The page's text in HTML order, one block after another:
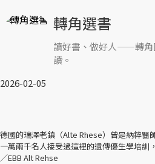
轉角選書
讀好書、做好人——轉角
讀。
2026-02-05
德國的瑞澤老鎮（Alte Rhese）曾是納粹醫
一萬兩千名人接受過這裡的遺傳優生學培訓
／EBB Alt Rehse